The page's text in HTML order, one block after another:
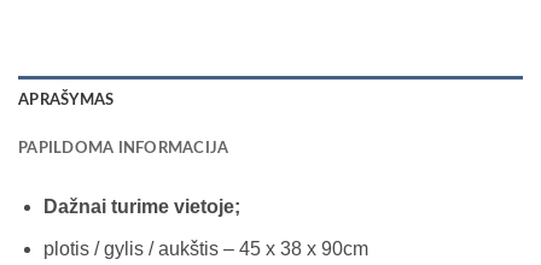
APRAŠYMAS
PAPILDOMA INFORMACIJA
Dažnai turime vietoje;
plotis / gylis / aukštis – 45 x 38 x 90cm